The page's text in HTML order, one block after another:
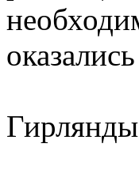
Гирлянды